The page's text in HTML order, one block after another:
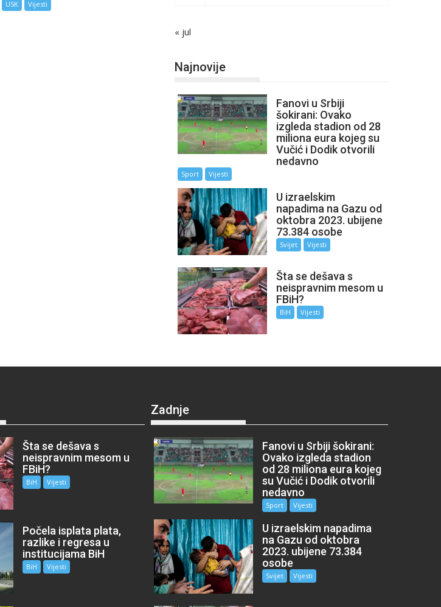
USK Vijesti
« jul
Najnovije
Fanovi u Srbiji
šokirani: Ovako
izgleda stadion od 28
miliona eura kojeg su
Vučić i Dodik otvorili
nedavno
Sport Vijesti
U izraelskim
napadima na Gazu od
oktobra 2023. ubijene
73.384 osobe
Svijet Vijesti
Šta se dešava s
neispravnim mesom u
FBiH?
BiH Vijesti
Šta se dešava s
neispravnim mesom u
FBiH?
BiH Vijesti
Počela isplata plata,
razlike i regresa u
institucijama BiH
BiH Vijesti
Zadnje
Fanovi u Srbiji šokirani:
Ovako izgleda stadion
od 28 miliona eura kojeg
su Vučić i Dodik otvorili
nedavno
Sport Vijesti
U izraelskim napadima
na Gazu od oktobra
2023. ubijene 73.384
osobe
Svijet Vijesti